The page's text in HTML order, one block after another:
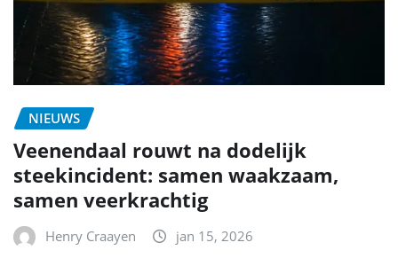
NIEUWS
Veenendaal rouwt na dodelijk
steekincident: samen waakzaam,
samen veerkrachtig
Henry Craayen jan 15, 2026